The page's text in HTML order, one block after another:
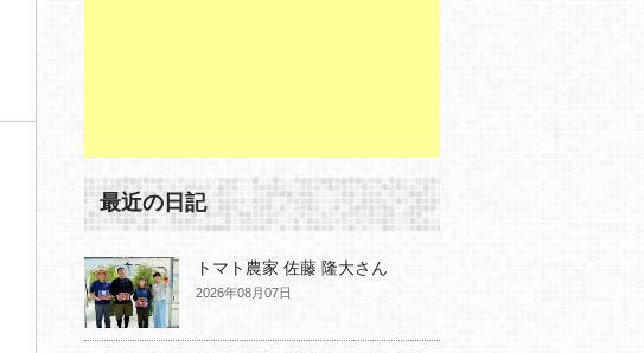
最近の日記
トマト農家 佐藤 隆大さん
2026年08月07日